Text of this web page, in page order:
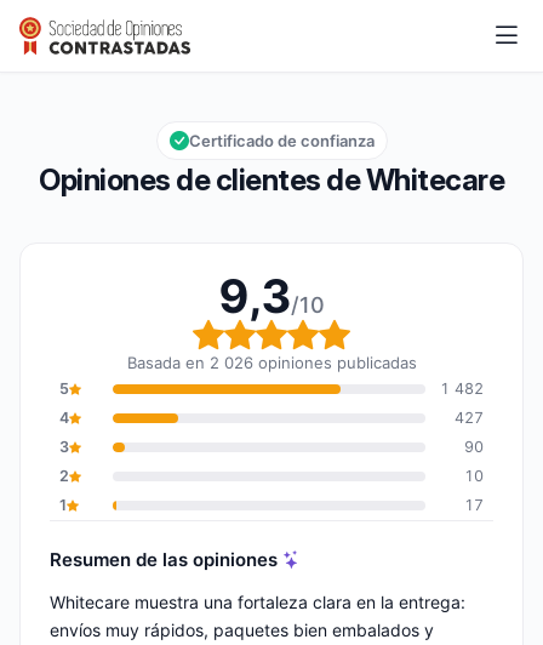
Whitecare
Calificación global: 9,3 de 10
9,3/10
Opiniones de clientes de Whitecare
Certificado de confianza
9,3/10
Calificación global: 9,3
Basada en 2 026 opiniones publicadas
5
1 482
4
427
3
90
2
10
1
17
Resumen de las opiniones
Whitecare muestra una fortaleza clara en la entrega:
envíos muy rápidos, paquetes bien embalados y